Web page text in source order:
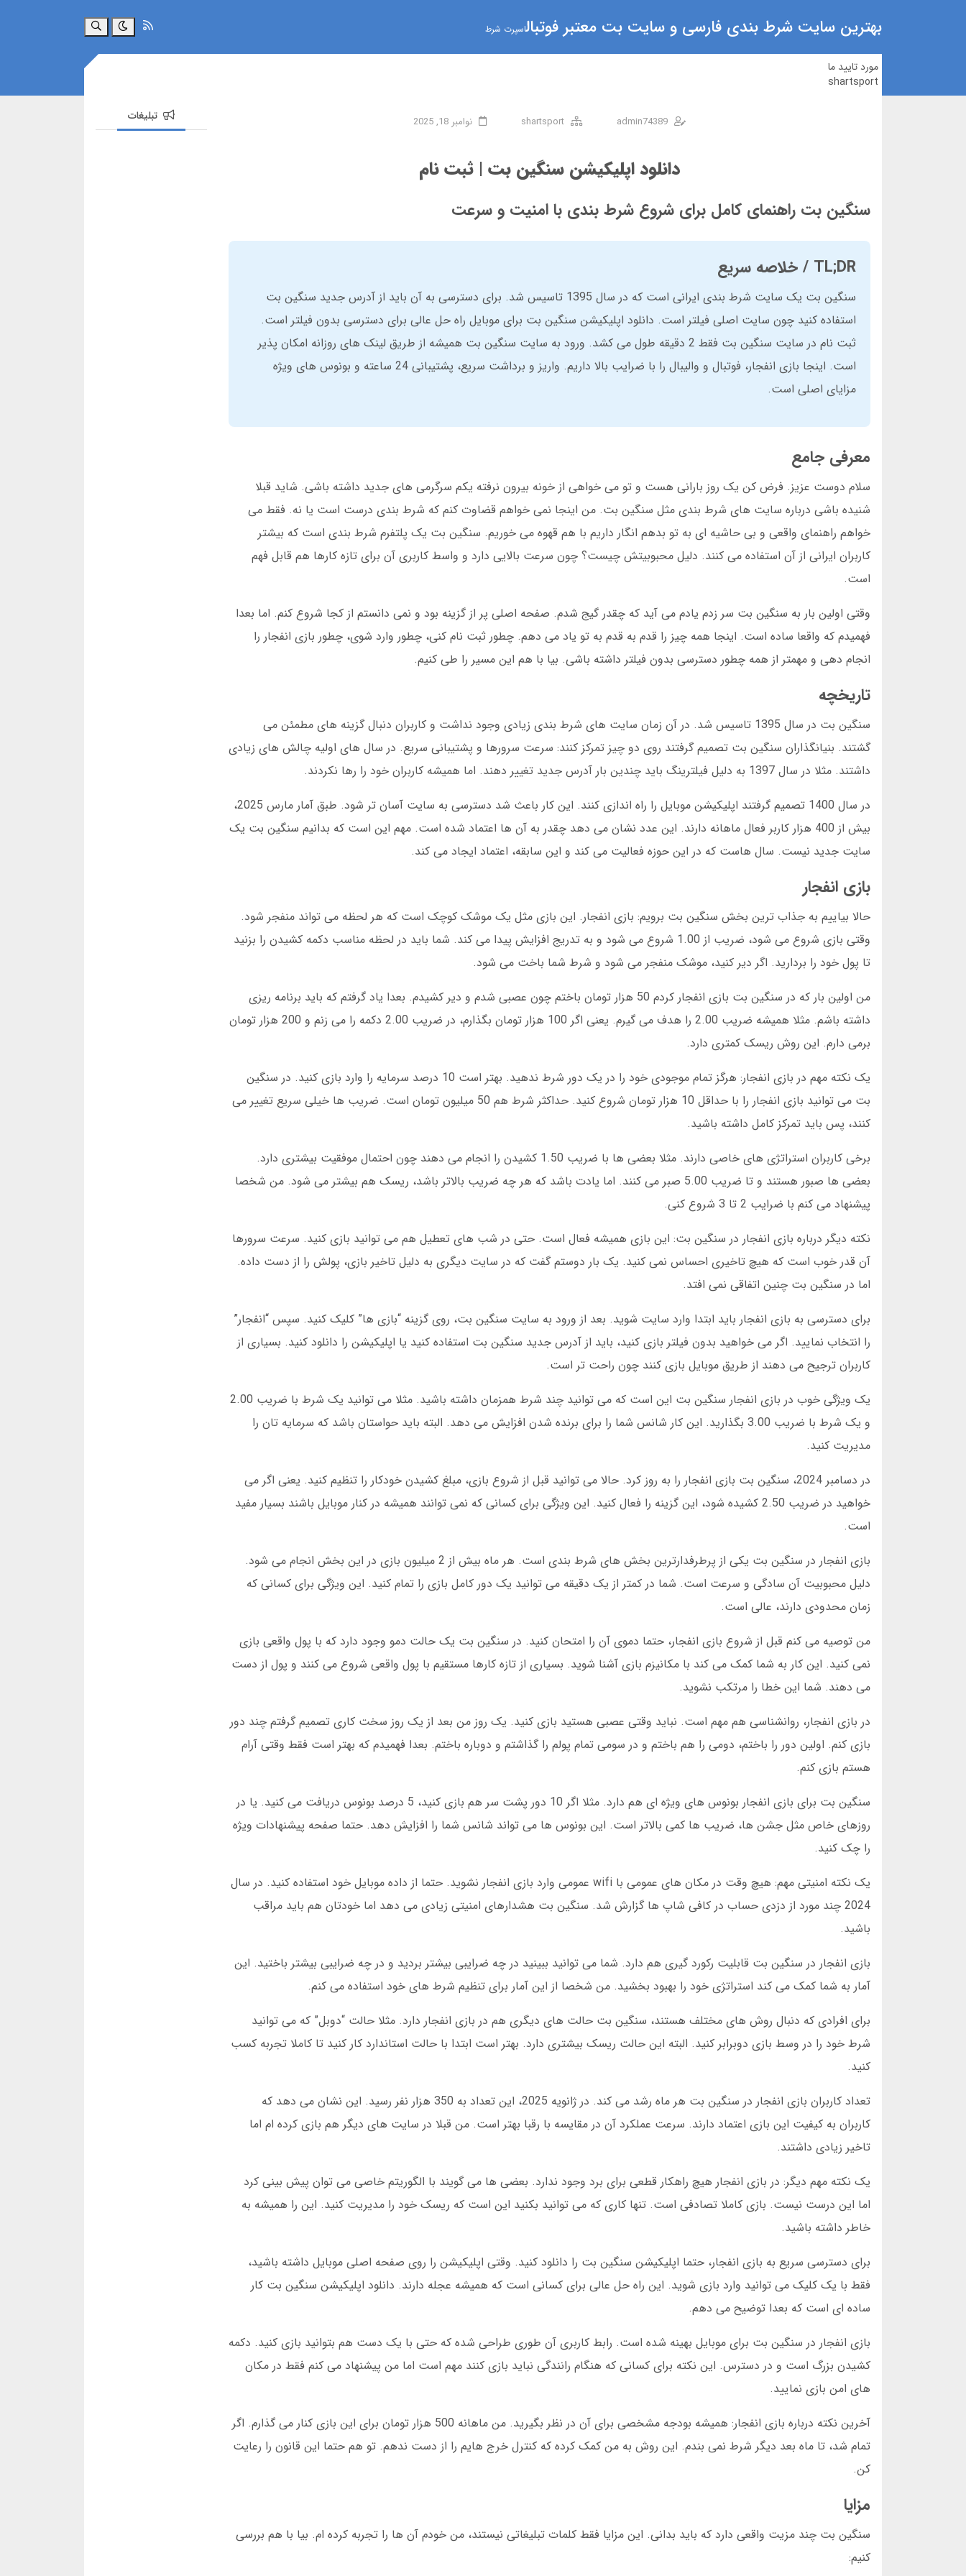
بهترین سایت شرط بندی فارسی و سایت بت معتبر فوتبالاسپرت شرط جستجو
مورد تایید ما
shartsport
admin74389
shartsport نوامبر 18, 2025
دانلود اپلیکیشن سنگین بت | ثبت نام
سنگین بت راهنمای کامل برای شروع شرط بندی با امنیت و سرعت
TL;DR / خلاصه سریع
سنگین بت یک سایت شرط بندی ایرانی است که در سال 1395 تاسیس شد. برای دسترسی به آن باید از آدرس جدید سنگین بت
استفاده کنید چون سایت اصلی فیلتر است. دانلود اپلیکیشن سنگین بت برای موبایل راه حل عالی برای دسترسی بدون فیلتر است.
ثبت نام در سایت سنگین بت فقط 2 دقیقه طول می کشد. ورود به سایت سنگین بت همیشه از طریق لینک های روزانه امکان پذیر
است. اینجا بازی انفجار، فوتبال و والیبال را با ضرایب بالا داریم. واریز و برداشت سریع، پشتیبانی 24 ساعته و بونوس های ویژه
مزایای اصلی است.
معرفی جامع
سلام دوست عزیز. فرض کن یک روز بارانی هست و تو می خواهی از خونه بیرون نرفته یکم سرگرمی های جدید داشته باشی. شاید قبلا
شنیده باشی درباره سایت های شرط بندی مثل سنگین بت. من اینجا نمی خواهم قضاوت کنم که شرط بندی درست است یا نه. فقط می
خواهم راهنمای واقعی و بی حاشیه ای به تو بدهم انگار داریم با هم قهوه می خوریم. سنگین بت یک پلتفرم شرط بندی است که بیشتر
کاربران ایرانی از آن استفاده می کنند. دلیل محبوبیتش چیست؟ چون سرعت بالایی دارد و واسط کاربری آن برای تازه کارها هم قابل فهم
است.
وقتی اولین بار به سنگین بت سر زدم یادم می آید که چقدر گیج شدم. صفحه اصلی پر از گزینه بود و نمی دانستم از کجا شروع کنم. اما بعدا
فهمیدم که واقعا ساده است. اینجا همه چیز را قدم به قدم به تو یاد می دهم. چطور ثبت نام کنی، چطور وارد شوی، چطور بازی انفجار را
انجام دهی و مهمتر از همه چطور دسترسی بدون فیلتر داشته باشی. بیا با هم این مسیر را طی کنیم.
تاریخچه
سنگین بت در سال 1395 تاسیس شد. در آن زمان سایت های شرط بندی زیادی وجود نداشت و کاربران دنبال گزینه های مطمئن می
گشتند. بنیانگذاران سنگین بت تصمیم گرفتند روی دو چیز تمرکز کنند: سرعت سرورها و پشتیبانی سریع. در سال های اولیه چالش های زیادی
داشتند. مثلا در سال 1397 به دلیل فیلترینگ باید چندین بار آدرس جدید تغییر دهند. اما همیشه کاربران خود را رها نکردند.
در سال 1400 تصمیم گرفتند اپلیکیشن موبایل را راه اندازی کنند. این کار باعث شد دسترسی به سایت آسان تر شود. طبق آمار مارس 2025،
بیش از 400 هزار کاربر فعال ماهانه دارند. این عدد نشان می دهد چقدر به آن ها اعتماد شده است. مهم این است که بدانیم سنگین بت یک
سایت جدید نیست. سال هاست که در این حوزه فعالیت می کند و این سابقه، اعتماد ایجاد می کند.
بازی انفجار
حالا بیاییم به جذاب ترین بخش سنگین بت برویم: بازی انفجار. این بازی مثل یک موشک کوچک است که هر لحظه می تواند منفجر شود.
وقتی بازی شروع می شود، ضریب از 1.00 شروع می شود و به تدریج افزایش پیدا می کند. شما باید در لحظه مناسب دکمه کشیدن را بزنید
تا پول خود را بردارید. اگر دیر کنید، موشک منفجر می شود و شرط شما باخت می شود.
من اولین بار که در سنگین بت بازی انفجار کردم 50 هزار تومان باختم چون عصبی شدم و دیر کشیدم. بعدا یاد گرفتم که باید برنامه ریزی
داشته باشم. مثلا همیشه ضریب 2.00 را هدف می گیرم. یعنی اگر 100 هزار تومان بگذارم، در ضریب 2.00 دکمه را می زنم و 200 هزار تومان
برمی دارم. این روش ریسک کمتری دارد.
یک نکته مهم در بازی انفجار: هرگز تمام موجودی خود را در یک دور شرط ندهید. بهتر است 10 درصد سرمایه را وارد بازی کنید. در سنگین
بت می توانید بازی انفجار را با حداقل 10 هزار تومان شروع کنید. حداکثر شرط هم 50 میلیون تومان است. ضریب ها خیلی سریع تغییر می
کنند، پس باید تمرکز کامل داشته باشید.
برخی کاربران استراتژی های خاصی دارند. مثلا بعضی ها با ضریب 1.50 کشیدن را انجام می دهند چون احتمال موفقیت بیشتری دارد.
بعضی ها صبور هستند و تا ضریب 5.00 صبر می کنند. اما یادت باشد که هر چه ضریب بالاتر باشد، ریسک هم بیشتر می شود. من شخصا
پیشنهاد می کنم با ضرایب 2 تا 3 شروع کنی.
نکته دیگر درباره بازی انفجار در سنگین بت: این بازی همیشه فعال است. حتی در شب های تعطیل هم می توانید بازی کنید. سرعت سرورها
آن قدر خوب است که هیچ تاخیری احساس نمی کنید. یک بار دوستم گفت که در سایت دیگری به دلیل تاخیر بازی، پولش را از دست داده.
اما در سنگین بت چنین اتفاقی نمی افتد.
برای دسترسی به بازی انفجار باید ابتدا وارد سایت شوید. بعد از ورود به سایت سنگین بت، روی گزینه “بازی ها” کلیک کنید. سپس “انفجار”
را انتخاب نمایید. اگر می خواهید بدون فیلتر بازی کنید، باید از آدرس جدید سنگین بت استفاده کنید یا اپلیکیشن را دانلود کنید. بسیاری از
کاربران ترجیح می دهند از طریق موبایل بازی کنند چون راحت تر است.
یک ویژگی خوب در بازی انفجار سنگین بت این است که می توانید چند شرط همزمان داشته باشید. مثلا می توانید یک شرط با ضریب 2.00
و یک شرط با ضریب 3.00 بگذارید. این کار شانس شما را برای برنده شدن افزایش می دهد. البته باید حواستان باشد که سرمایه تان را
مدیریت کنید.
در دسامبر 2024، سنگین بت بازی انفجار را به روز کرد. حالا می توانید قبل از شروع بازی، مبلغ کشیدن خودکار را تنظیم کنید. یعنی اگر می
خواهید در ضریب 2.50 کشیده شود، این گزینه را فعال کنید. این ویژگی برای کسانی که نمی توانند همیشه در کنار موبایل باشند بسیار مفید
است.
بازی انفجار در سنگین بت یکی از پرطرفدارترین بخش های شرط بندی است. هر ماه بیش از 2 میلیون بازی در این بخش انجام می شود.
دلیل محبوبیت آن سادگی و سرعت است. شما در کمتر از یک دقیقه می توانید یک دور کامل بازی را تمام کنید. این ویژگی برای کسانی که
زمان محدودی دارند، عالی است.
من توصیه می کنم قبل از شروع بازی انفجار، حتما دموی آن را امتحان کنید. در سنگین بت یک حالت دمو وجود دارد که با پول واقعی بازی
نمی کنید. این کار به شما کمک می کند با مکانیزم بازی آشنا شوید. بسیاری از تازه کارها مستقیم با پول واقعی شروع می کنند و پول از دست
می دهند. شما این خطا را مرتکب نشوید.
در بازی انفجار، روانشناسی هم مهم است. نباید وقتی عصبی هستید بازی کنید. یک روز من بعد از یک روز سخت کاری تصمیم گرفتم چند دور
بازی کنم. اولین دور را باختم، دومی را هم باختم و در سومی تمام پولم را گذاشتم و دوباره باختم. بعدا فهمیدم که بهتر است فقط وقتی آرام
هستم بازی کنم.
سنگین بت برای بازی انفجار بونوس های ویژه ای هم دارد. مثلا اگر 10 دور پشت سر هم بازی کنید، 5 درصد بونوس دریافت می کنید. یا در
روزهای خاص مثل جشن ها، ضریب ها کمی بالاتر است. این بونوس ها می تواند شانس شما را افزایش دهد. حتما صفحه پیشنهادات ویژه
را چک کنید.
یک نکته امنیتی مهم: هیچ وقت در مکان های عمومی با wifi عمومی وارد بازی انفجار نشوید. حتما از داده موبایل خود استفاده کنید. در سال
2024 چند مورد از دزدی حساب در کافی شاپ ها گزارش شد. سنگین بت هشدارهای امنیتی زیادی می دهد اما خودتان هم باید مراقب
باشید.
بازی انفجار در سنگین بت قابلیت رکورد گیری هم دارد. شما می توانید ببینید در چه ضرایبی بیشتر بردید و در چه ضرایبی بیشتر باختید. این
آمار به شما کمک می کند استراتژی خود را بهبود بخشید. من شخصا از این آمار برای تنظیم شرط های خود استفاده می کنم.
برای افرادی که دنبال روش های مختلف هستند، سنگین بت حالت های دیگری هم در بازی انفجار دارد. مثلا حالت “دوبل” که می توانید
شرط خود را در وسط بازی دوبرابر کنید. البته این حالت ریسک بیشتری دارد. بهتر است ابتدا با حالت استاندارد کار کنید تا کاملا تجربه کسب
کنید.
تعداد کاربران بازی انفجار در سنگین بت هر ماه رشد می کند. در ژانویه 2025، این تعداد به 350 هزار نفر رسید. این نشان می دهد که
کاربران به کیفیت این بازی اعتماد دارند. سرعت عملکرد آن در مقایسه با رقبا بهتر است. من قبلا در سایت های دیگر هم بازی کرده ام اما
تاخیر زیادی داشتند.
یک نکته مهم دیگر: در بازی انفجار هیچ راهکار قطعی برای برد وجود ندارد. بعضی ها می گویند با الگوریتم خاصی می توان پیش بینی کرد
اما این درست نیست. بازی کاملا تصادفی است. تنها کاری که می توانید بکنید این است که ریسک خود را مدیریت کنید. این را همیشه به
خاطر داشته باشید.
برای دسترسی سریع به بازی انفجار، حتما اپلیکیشن سنگین بت را دانلود کنید. وقتی اپلیکیشن را روی صفحه اصلی موبایل داشته باشید،
فقط با یک کلیک می توانید وارد بازی شوید. این راه حل عالی برای کسانی است که همیشه عجله دارند. دانلود اپلیکیشن سنگین بت کار
ساده ای است که بعدا توضیح می دهم.
بازی انفجار در سنگین بت برای موبایل بهینه شده است. رابط کاربری آن طوری طراحی شده که حتی با یک دست هم بتوانید بازی کنید. دکمه
کشیدن بزرگ است و در دسترس. این نکته برای کسانی که هنگام رانندگی نباید بازی کنند مهم است اما من پیشنهاد می کنم فقط در مکان
های امن بازی نمایید.
آخرین نکته درباره بازی انفجار: همیشه بودجه مشخصی برای آن در نظر بگیرید. من ماهانه 500 هزار تومان برای این بازی کنار می گذارم. اگر
تمام شد، تا ماه بعد دیگر شرط نمی بندم. این روش به من کمک کرده که کنترل خرج هایم را از دست ندهم. تو هم حتما این قانون را رعایت
کن.
مزایا
سنگین بت چند مزیت واقعی دارد که باید بدانی. این مزایا فقط کلمات تبلیغاتی نیستند، من خودم آن ها را تجربه کرده ام. بیا با هم بررسی
کنیم:
تبلیغات